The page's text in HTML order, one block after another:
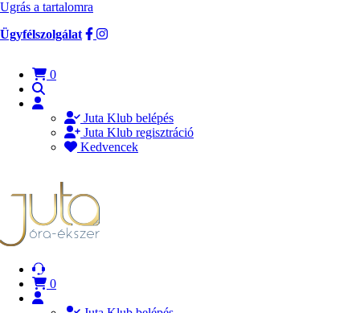
Ugrás a tartalomra
Ügyfélszolgálat
0
Juta Klub belépés
Juta Klub regisztráció
Kedvencek
0